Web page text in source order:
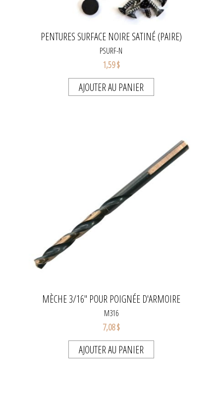
PENTURES SURFACE NOIRE SATINÉ (PAIRE)
PSURF-N
1,59 $
AJOUTER AU PANIER
MÈCHE 3/16" POUR POIGNÉE D'ARMOIRE
M316
7,08 $
AJOUTER AU PANIER